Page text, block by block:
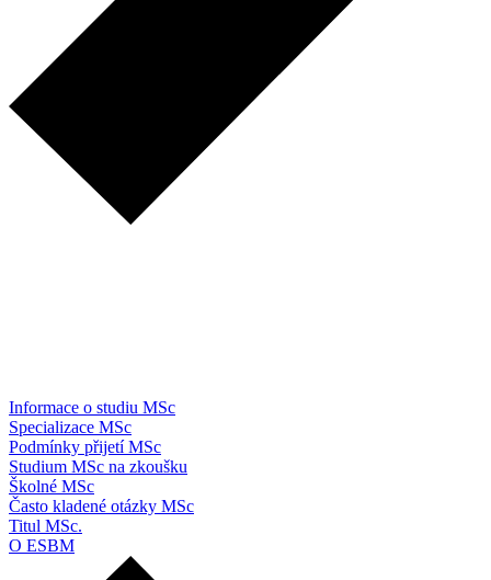
Informace o studiu MSc
Specializace MSc
Podmínky přijetí MSc
Studium MSc na zkoušku
Školné MSc
Často kladené otázky MSc
Titul MSc.
O ESBM